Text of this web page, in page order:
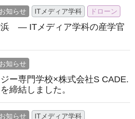
お知らせ ITメディア学科 ドローン
浜 ― ITメディア学科の産学官
お知らせ
ー専⾨学校×株式会社S CADE.
締結しました。
お知らせ ITメディア学科